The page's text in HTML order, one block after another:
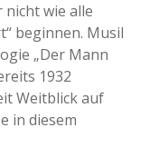
wie alle
beginnen. Musil
„Der Mann
1932
Weitblick auf
in diesem